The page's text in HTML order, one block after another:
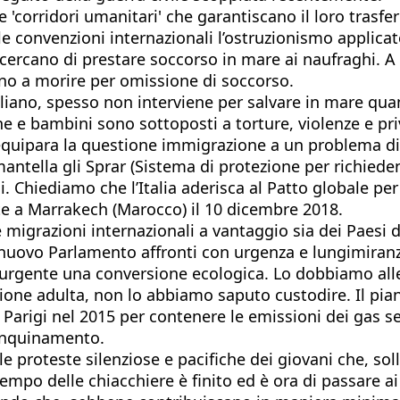
'corridori umanitari' che garantiscano il loro
internazionali l’ostruzionismo
di prestare soccorso in mare ai
a morire per omissione di soccorso.
spesso non interviene per salvare in mare
e bambini sono sottoposti a torture, violenze e
la questione immigrazione a un problema
gli Sprar (Sistema di protezione per
che l’Italia aderisca al Patto globale
a Marrakech (Marocco) il 10 dicembre 2018.
internazionali a vantaggio sia dei Paesi
Parlamento affronti con urgenza e
una conversione ecologica. Lo dobbiamo
adulta, non lo abbiamo saputo custodire. Il
nel 2015 per contenere le emissioni dei gas
silenziose e pacifiche dei giovani che,
delle chiacchiere è finito ed è ora di passare